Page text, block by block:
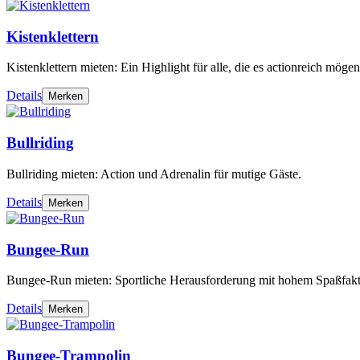
Kistenklettern
Kistenklettern mieten: Ein Highlight für alle, die es actionreich
Details Merken
Bullriding
Bullriding mieten: Action und Adrenalin für mutige Gäste.
Details Merken
Bungee-Run
Bungee-Run mieten: Sportliche Herausforderung mit hohem
Details Merken
Bungee-Trampolin